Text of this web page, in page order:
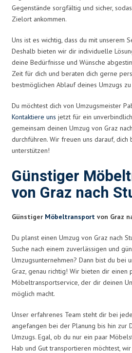
Gegenstände sorgfältig und sicher,
Zielort ankommen.
Uns ist es wichtig, dass du mit unserem
Deshalb bieten wir dir individuelle
deine Bedürfnisse und Wünsche
Zeit für dich und beraten dich gerne
bestmöglichen Ablauf deines Umzugs
Du möchtest dich von Umzugsmeister
Kontaktiere uns jetzt für ein
gemeinsam deinen Umzug von Graz
durchführen. Wir freuen uns darauf, dich
unterstützen!
Günstiger
von Graz nach
Günstiger Möbeltransport von Graz
Du planst einen Umzug von Graz nach
Suche nach einem zuverlässigen und
Umzugsunternehmen? Dann bist du bei
Graz, genau richtig! Wir bieten dir einen
Möbeltransportservice, der dir deinen
möglich macht.
Unser erfahrenes Team steht dir bei
angefangen bei der Planung bis hin zur
Umzugs. Egal, ob du nur ein paar
Hab und Gut transportieren möchtest,